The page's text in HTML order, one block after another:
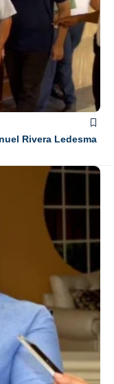
Rivera Ledesma